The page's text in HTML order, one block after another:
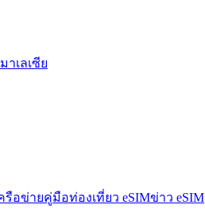
มาเลเซีย
รือข่ายคู่มือท่องเที่ยว eSIMข่าว eSIM